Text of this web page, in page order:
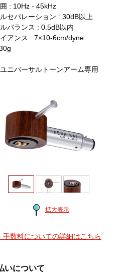
: 10Hz - 45kHz
セパレーション : 30dB以上
バランス : 0.5dB以内
アンス : 7×10-6cm/dyne
ニバーサルトーンアーム専用
拡大表示
手数料についての詳細はこちら
いについて